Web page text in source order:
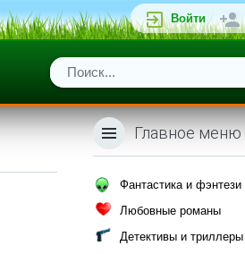
Войти
Главное меню
Фантастика и фэнтези
Любовные романы
Детективы и триллеры